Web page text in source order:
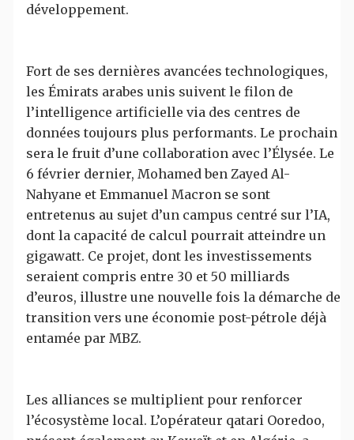
développement.
Fort de ses dernières avancées technologiques,
les Émirats arabes unis suivent le filon de
l’intelligence artificielle via des centres de
données toujours plus performants. Le prochain
sera le fruit d’une collaboration avec l’Élysée. Le
6 février dernier, Mohamed ben Zayed Al-
Nahyane et Emmanuel Macron se sont
entretenus au sujet d’un campus centré sur l’IA,
dont la capacité de calcul pourrait atteindre un
gigawatt. Ce projet, dont les investissements
seraient compris entre 30 et 50 milliards
d’euros, illustre une nouvelle fois la démarche de
transition vers une économie post-pétrole déjà
entamée par MBZ.
Les alliances se multiplient pour renforcer
l’écosystème local. L’opérateur qatari Ooredoo,